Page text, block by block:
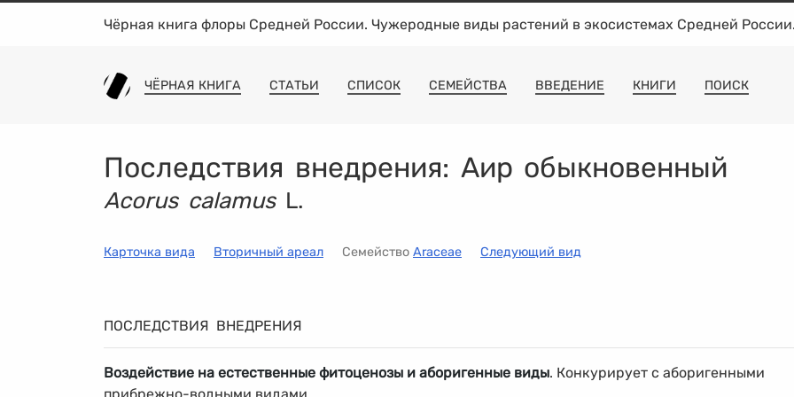
Чёрная книга флоры Средней России. Чужеродные виды растений в экосистемах Средней
ЧЁРНАЯ КНИГА СТАТЬИ СПИСОК СЕМЕЙСТВА ВВЕДЕНИЕ КНИГИ ПОИСК
Последствия внедрения: Аир обыкновенный
Acorus calamusL.
Карточка вида Вторичный ареал Семейство Araceae Следующий вид
ПОСЛЕДСТВИЯ ВНЕДРЕНИЯ
Воздействие на естественные фитоценозы и аборигенные виды. Конкурирует с аборигенными